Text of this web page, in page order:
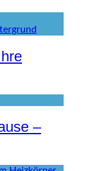
–